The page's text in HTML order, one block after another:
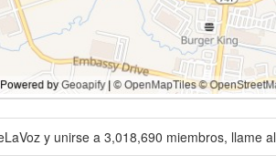
y unirse a 3,018,690 miembros, llame al